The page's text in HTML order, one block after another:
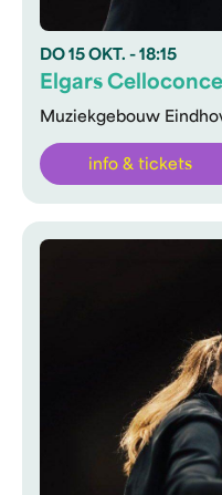
DO 15 OKT. - 18:15
Muziekgebouw
Elgars
info & tickets